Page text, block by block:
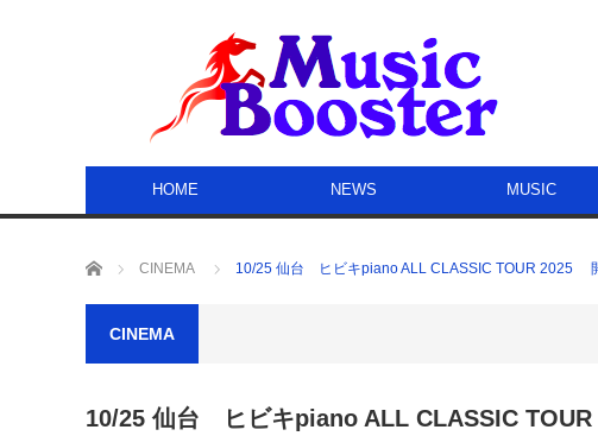
HOME NEWS MUSIC
ホーム CINEMA 10/25 仙台 ヒビキpiano ALL CLASSIC TOUR 2025
CINEMA
10/25 仙台 ヒビキpiano ALL CLASSIC